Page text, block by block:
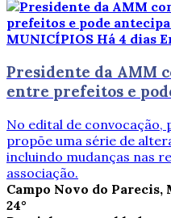
MUNICÍPIOS Há 4 dias
Presidente da AMM
entre prefeitos e
No edital de convocação,
propõe uma série de
incluindo mudanças nas
associação.
Campo Novo do Parecis,
24°